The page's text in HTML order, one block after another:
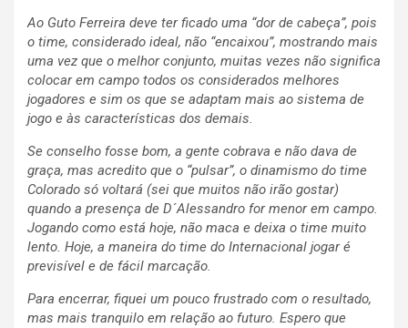
Ao Guto Ferreira deve ter ficado uma “dor de cabeça”, pois
o time, considerado ideal, não “encaixou”, mostrando mais
uma vez que o melhor conjunto, muitas vezes não significa
colocar em campo todos os considerados melhores
jogadores e sim os que se adaptam mais ao sistema de
jogo e às características dos demais.
Se conselho fosse bom, a gente cobrava e não dava de
graça, mas acredito que o “pulsar”, o dinamismo do time
Colorado só voltará (sei que muitos não irão gostar)
quando a presença de D´Alessandro for menor em campo.
Jogando como está hoje, não maca e deixa o time muito
lento. Hoje, a maneira do time do Internacional jogar é
previsível e de fácil marcação.
Para encerrar, fiquei um pouco frustrado com o resultado,
mas mais tranquilo em relação ao futuro. Espero que